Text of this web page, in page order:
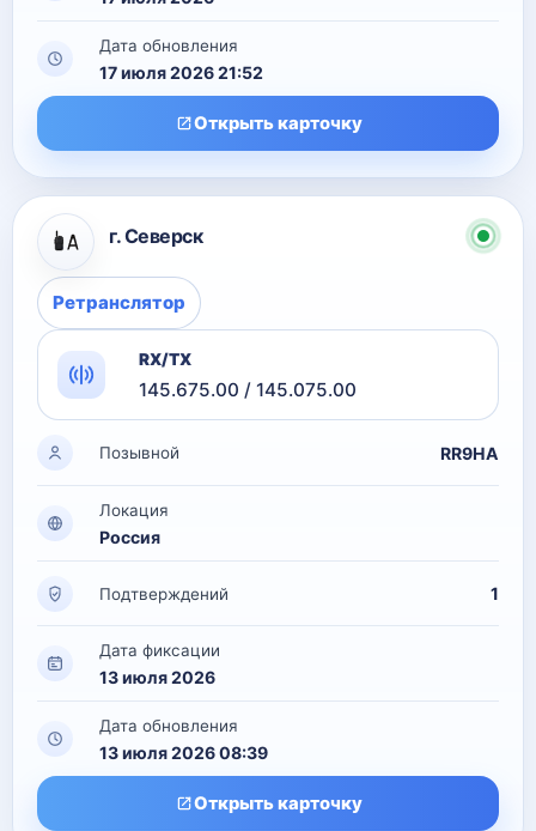
Дата обновления
17 июля 2026 21:52
Открыть карточку
г. Северск
Ретранслятор
RX/TX
145.675.00 / 145.075.00
Позывной RR9HA
Локация
Россия
Подтверждений 1
Дата фиксации
13 июля 2026
Дата обновления
13 июля 2026 08:39
Открыть карточку